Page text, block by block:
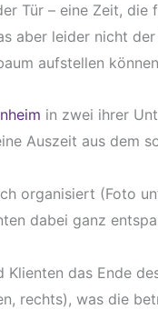
Tür – eine Zeit,
aber leider nicht
aufstellen
in zwei ihrer
Auszeit aus dem
organisiert (Foto
dabei ganz
das Ende
rechts), was die